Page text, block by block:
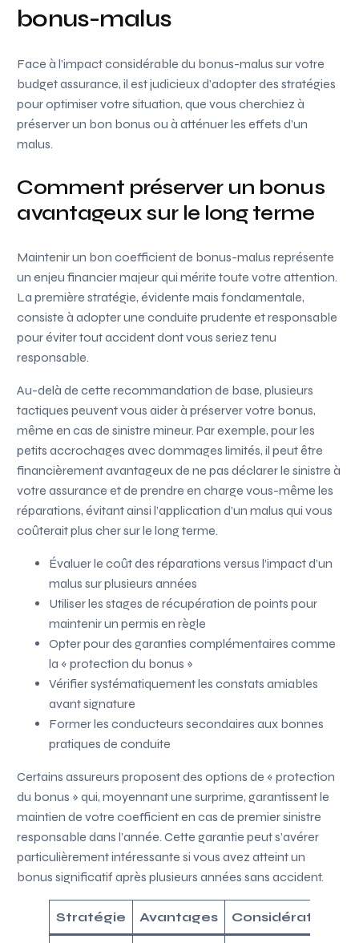
bonus-malus
Face à l’impact considérable du bonus-malus sur votre
budget assurance, il est judicieux d’adopter des stratégies
pour optimiser votre situation, que vous cherchiez à
préserver un bon bonus ou à atténuer les effets d’un
malus.
Comment préserver un bonus
avantageux sur le long terme
Maintenir un bon coefficient de bonus-malus représente
un enjeu financier majeur qui mérite toute votre attention.
La première stratégie, évidente mais fondamentale,
consiste à adopter une conduite prudente et responsable
pour éviter tout accident dont vous seriez tenu
responsable.
Au-delà de cette recommandation de base, plusieurs
tactiques peuvent vous aider à préserver votre bonus,
même en cas de sinistre mineur. Par exemple, pour les
petits accrochages avec dommages limités, il peut être
financièrement avantageux de ne pas déclarer le sinistre à
votre assurance et de prendre en charge vous-même les
réparations, évitant ainsi l’application d’un malus qui vous
coûterait plus cher sur le long terme.
Évaluer le coût des réparations versus l’impact d’un
malus sur plusieurs années
Utiliser les stages de récupération de points pour
maintenir un permis en règle
Opter pour des garanties complémentaires comme
la « protection du bonus »
Vérifier systématiquement les constats amiables
avant signature
Former les conducteurs secondaires aux bonnes
pratiques de conduite
Certains assureurs proposent des options de « protection
du bonus » qui, moyennant une surprime, garantissent le
maintien de votre coefficient en cas de premier sinistre
responsable dans l’année. Cette garantie peut s’avérer
particulièrement intéressante si vous avez atteint un
bonus significatif après plusieurs années sans accident.
Stratégie Avantages Considérations